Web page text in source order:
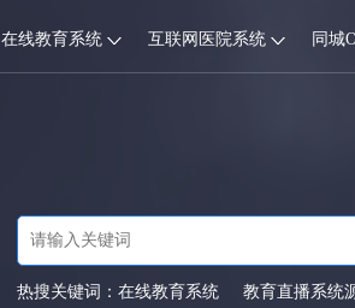
在线教育系统 互联网医院系统 同城
热搜关键词： 在线教育系统 教育直播系统